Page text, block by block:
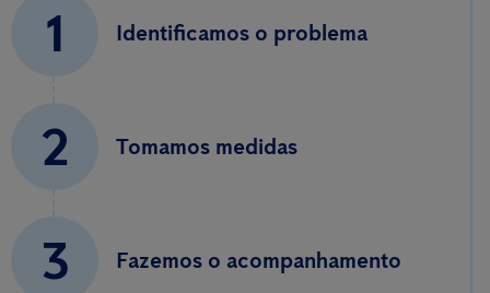
1 Identificamos o problema
2 Tomamos medidas
3 Fazemos o acompanhamento